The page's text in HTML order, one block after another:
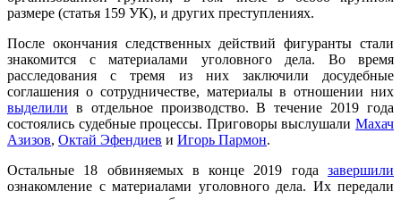
размере (статья 159 УК), и других преступлениях.
После окончания следственных действий фигуранты стали
знакомится с материалами уголовного дела. Во время
расследования с тремя из них заключили досудебные
соглашения о сотрудничестве, материалы в отношении них
выделили в отдельное производство. В течение 2019 года
состоялись судебные процессы. Приговоры выслушали Махач
Азизов, Октай Эфендиев и Игорь Пармон.
Остальные 18 обвиняемых в конце 2019 года завершили
ознакомление с материалами уголовного дела. Их передали